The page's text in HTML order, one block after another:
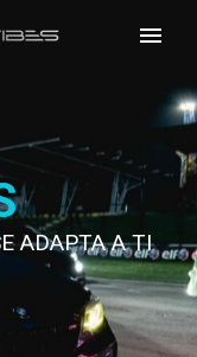
ADAPTA A TI